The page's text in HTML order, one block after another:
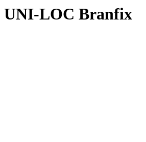
UNI-LOC Branfix